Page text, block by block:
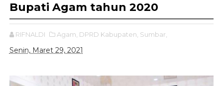
Bupati Agam tahun 2020
RIFNALDI Agam, DPRD Kabupaten, Sumbar,
Senin, Maret 29, 2021